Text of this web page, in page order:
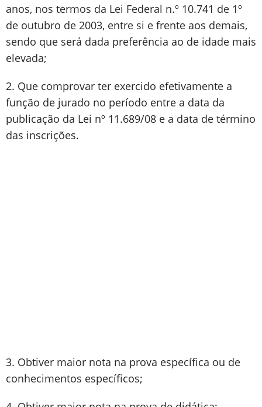
anos, nos termos da Lei Federal n.º 10.741 de 1º
de outubro de 2003, entre si e frente aos demais,
sendo que será dada preferência ao de idade mais
elevada;
2. Que comprovar ter exercido efetivamente a
função de jurado no período entre a data da
publicação da Lei nº 11.689/08 e a data de término
das inscrições.
3. Obtiver maior nota na prova específica ou de
conhecimentos específicos;